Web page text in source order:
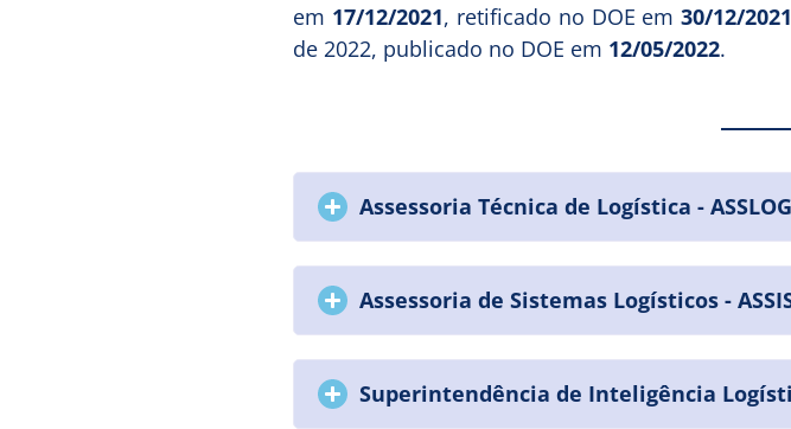
em 17/12/2021, retificado no DOE em30/12/2021
de 2022, publicado no DOE em 12/05/2022.
Assessoria Técnica de Logística - ASSLOG
Assessoria de Sistemas Logísticos -
Superintendência de Inteligência